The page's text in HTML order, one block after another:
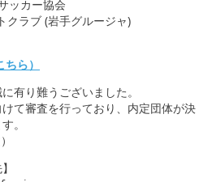
ッカー協会
クラブ (岩手グルージャ)
ちら）
有り難うございました。
て審査を行っており、内定団体が決
。